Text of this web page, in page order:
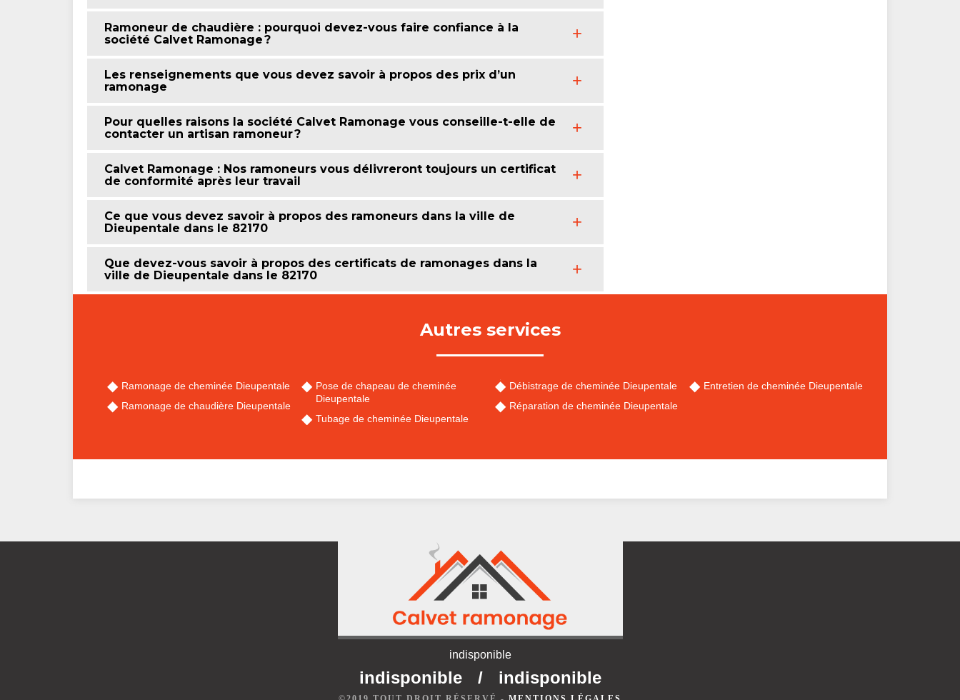
Ramoneur de chaudière : pourquoi devez-vous faire confiance à la
société Calvet Ramonage ?
Les renseignements que vous devez savoir à propos des prix d’un
ramonage
Pour quelles raisons la société Calvet Ramonage vous conseille-t-elle de
contacter un artisan ramoneur ?
Calvet Ramonage : Nos ramoneurs vous délivreront toujours un certificat
de conformité après leur travail
Ce que vous devez savoir à propos des ramoneurs dans la ville de
Dieupentale dans le 82170
Que devez-vous savoir à propos des certificats de ramonages dans la
ville de Dieupentale dans le 82170
Autres services
Ramonage de cheminée Dieupentale
Ramonage de chaudière Dieupentale
Pose de chapeau de cheminée
Dieupentale
Tubage de cheminée Dieupentale
Débistrage de cheminée Dieupentale
Réparation de cheminée Dieupentale
Entretien de cheminée Dieupentale
indisponible
indisponible / indisponible